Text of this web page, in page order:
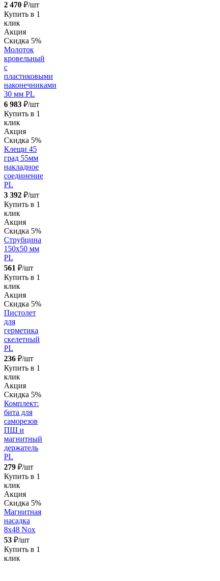
2 470 ₽/шт
Купить в 1
клик
Акция
Скидка 5%
Молоток
кровельный
с
пластиковыми
наконечниками
30 мм PL
6 983 ₽/шт
Купить в 1
клик
Акция
Скидка 5%
Клещи 45
град 55мм
накладное
соединение
PL
3 392 ₽/шт
Купить в 1
клик
Акция
Скидка 5%
Струбцина
150х50 мм
PL
561 ₽/шт
Купить в 1
клик
Акция
Скидка 5%
Пистолет
для
герметика
скелетный
PL
236 ₽/шт
Купить в 1
клик
Акция
Скидка 5%
Комплект:
бита для
саморезов
ПШ и
магнитный
держатель
PL
279 ₽/шт
Купить в 1
клик
Акция
Скидка 5%
Магнитная
насадка
8х48 Nox
53 ₽/шт
Купить в 1
клик